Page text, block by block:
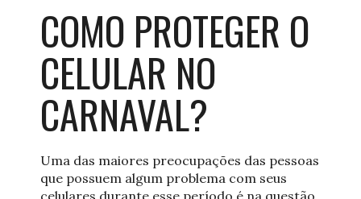
COMO PROTEGER O
CELULAR NO
CARNAVAL?
Uma das maiores preocupações das pessoas
que possuem algum problema com seus
celulares durante esse período é na questão